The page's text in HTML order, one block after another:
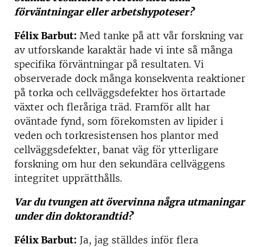
förväntningar eller arbetshypoteser?
Félix Barbut: Med tanke på att vår forskning var
av utforskande karaktär hade vi inte så många
specifika förväntningar på resultaten. Vi
observerade dock många konsekventa reaktioner
på torka och cellväggsdefekter hos örtartade
växter och fleråriga träd. Framför allt har
oväntade fynd, som förekomsten av lipider i
veden och torkresistensen hos plantor med
cellväggsdefekter, banat väg för ytterligare
forskning om hur den sekundära cellväggens
integritet upprätthålls.
Var du tvungen att övervinna några utmaningar
under din doktorandtid?
Félix Barbut: Ja, jag ställdes inför flera